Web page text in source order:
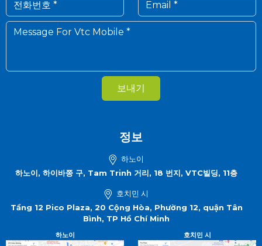
보내기
정보
하노이
하노이, 하이바쯩 구, Tam Trinh 거리, 18 번지, VTC빌딩, 11층
호치민 시
Tầng 12 Pico Plaza, 20 Cộng Hòa, Phường 12, quận Tân
Bình, TP Hồ Chí Minh
하노이 호치민 시